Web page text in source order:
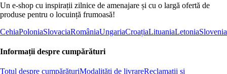
Un e-shop cu inspirații zilnice de amenajare și cu o largă ofertă de
produse pentru o locuință frumoasă!
CehiaPoloniaSlovaciaRomâniaUngariaCroațiaLituaniaLetoniaSlovenia
Informații despre cumpărături
Totul despre cumpărăturiModalități de livrareReclamații și